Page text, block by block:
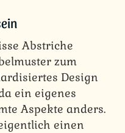
Abstriche
zum
Design
ein eigenes
Aspekte anders.
einen